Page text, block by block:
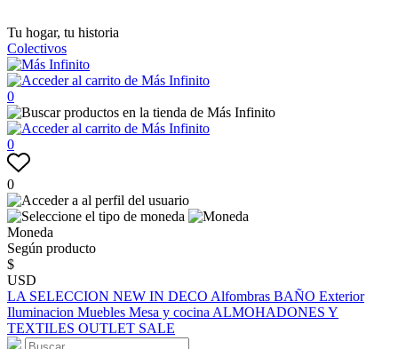
Tu hogar, tu historia
Colectivos
0
0
0
Moneda
Según producto
$
USD
LA SELECCION NEW IN DECO Alfombras BAÑO Exterior
Iluminacion Muebles Mesa y cocina ALMOHADONES Y
TEXTILES OUTLET SALE